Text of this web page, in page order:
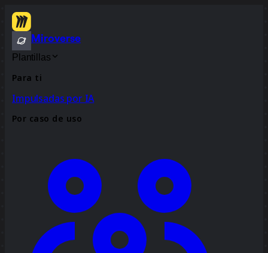
Miroverse
Plantillas
Para ti
Impulsadas por IA
Por caso de uso